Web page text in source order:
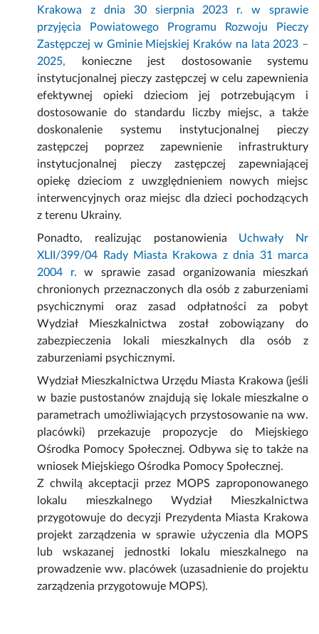
Krakowa z dnia 30 sierpnia 2023 r. w sprawie
przyjęcia Powiatowego Programu Rozwoju Pieczy
Zastępczej w Gminie Miejskiej Kraków na lata 2023 –
2025, konieczne jest dostosowanie systemu
instytucjonalnej pieczy zastępczej w celu zapewnienia
efektywnej opieki dzieciom jej potrzebującym i
dostosowanie do standardu liczby miejsc, a także
doskonalenie systemu instytucjonalnej pieczy
zastępczej poprzez zapewnienie infrastruktury
instytucjonalnej pieczy zastępczej zapewniającej
opiekę dzieciom z uwzględnieniem nowych miejsc
interwencyjnych oraz miejsc dla dzieci pochodzących
z terenu Ukrainy.
Ponadto, realizując postanowienia Uchwały Nr
XLII/399/04 Rady Miasta Krakowa z dnia 31 marca
2004 r. w sprawie zasad organizowania mieszkań
chronionych przeznaczonych dla osób z zaburzeniami
psychicznymi oraz zasad odpłatności za pobyt
Wydział Mieszkalnictwa został zobowiązany do
zabezpieczenia lokali mieszkalnych dla osób z
zaburzeniami psychicznymi.
Wydział Mieszkalnictwa Urzędu Miasta Krakowa (jeśli
w bazie pustostanów znajdują się lokale mieszkalne o
parametrach umożliwiających przystosowanie na ww.
placówki) przekazuje propozycje do Miejskiego
Ośrodka Pomocy Społecznej. Odbywa się to także na
wniosek Miejskiego Ośrodka Pomocy Społecznej.
Z chwilą akceptacji przez MOPS zaproponowanego
lokalu mieszkalnego Wydział Mieszkalnictwa
przygotowuje do decyzji Prezydenta Miasta Krakowa
projekt zarządzenia w sprawie użyczenia dla MOPS
lub wskazanej jednostki lokalu mieszkalnego na
prowadzenie ww. placówek (uzasadnienie do projektu
zarządzenia przygotowuje MOPS).